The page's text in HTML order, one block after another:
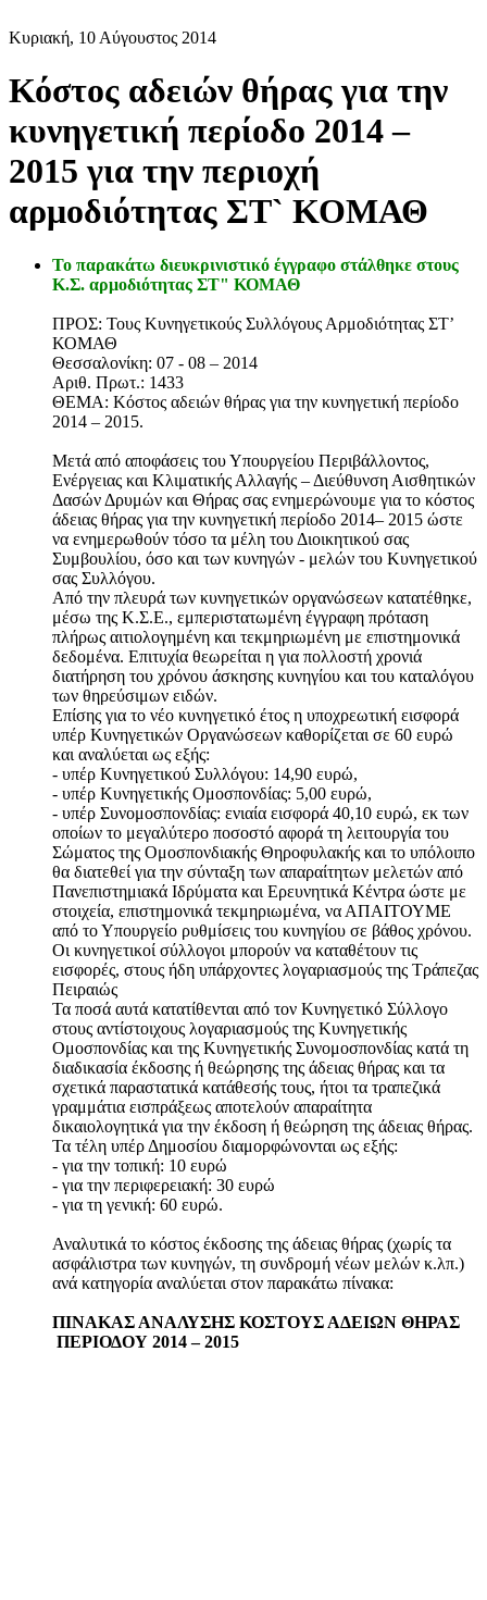
Κυριακή, 10 Αύγουστος 2014
Κόστος αδειών θήρας για την
κυνηγετική περίοδο 2014 –
2015 για την περιοχή
αρμοδιότητας ΣΤ` ΚΟΜΑΘ
Το παρακάτω διευκρινιστικό έγγραφο στάλθηκε στους
Κ.Σ. αρμοδιότητας ΣΤ" ΚΟΜΑΘ
ΠΡΟΣ: Τους Κυνηγετικούς Συλλόγους Αρμοδιότητας ΣΤ’
ΚΟΜΑΘ
Θεσσαλονίκη: 07 - 08 – 2014
Αριθ. Πρωτ.: 1433
ΘΕΜΑ: Κόστος αδειών θήρας για την κυνηγετική περίοδο
2014 – 2015.
Μετά από αποφάσεις του Υπουργείου Περιβάλλοντος,
Ενέργειας και Κλιματικής Αλλαγής – Διεύθυνση Αισθητικών
Δασών Δρυμών και Θήρας σας ενημερώνουμε για το κόστος
άδειας θήρας για την κυνηγετική περίοδο 2014– 2015 ώστε
να ενημερωθούν τόσο τα μέλη του Διοικητικού σας
Συμβουλίου, όσο και των κυνηγών - μελών του Κυνηγετικού
σας Συλλόγου.
Από την πλευρά των κυνηγετικών οργανώσεων κατατέθηκε,
μέσω της Κ.Σ.Ε., εμπεριστατωμένη έγγραφη πρόταση
πλήρως αιτιολογημένη και τεκμηριωμένη με επιστημονικά
δεδομένα. Επιτυχία θεωρείται η για πολλοστή χρονιά
διατήρηση του χρόνου άσκησης κυνηγίου και του καταλόγου
των θηρεύσιμων ειδών.
Επίσης για το νέο κυνηγετικό έτος η υποχρεωτική εισφορά
υπέρ Κυνηγετικών Οργανώσεων καθορίζεται σε 60 ευρώ
και αναλύεται ως εξής:
- υπέρ Κυνηγετικού Συλλόγου: 14,90 ευρώ,
- υπέρ Κυνηγετικής Ομοσπονδίας: 5,00 ευρώ,
- υπέρ Συνομοσπονδίας: ενιαία εισφορά 40,10 ευρώ, εκ των
οποίων το μεγαλύτερο ποσοστό αφορά τη λειτουργία του
Σώματος της Ομοσπονδιακής Θηροφυλακής και το υπόλοιπο
θα διατεθεί για την σύνταξη των απαραίτητων μελετών από
Πανεπιστημιακά Ιδρύματα και Ερευνητικά Κέντρα ώστε με
στοιχεία, επιστημονικά τεκμηριωμένα, να ΑΠΑΙΤΟΥΜΕ
από το Υπουργείο ρυθμίσεις του κυνηγίου σε βάθος χρόνου.
Οι κυνηγετικοί σύλλογοι μπορούν να καταθέτουν τις
εισφορές, στους ήδη υπάρχοντες λογαριασμούς της Τράπεζας
Πειραιώς
Τα ποσά αυτά κατατίθενται από τον Κυνηγετικό Σύλλογο
στους αντίστοιχους λογαριασμούς της Κυνηγετικής
Ομοσπονδίας και της Κυνηγετικής Συνομοσπονδίας κατά τη
διαδικασία έκδοσης ή θεώρησης της άδειας θήρας και τα
σχετικά παραστατικά κατάθεσής τους, ήτοι τα τραπεζικά
γραμμάτια εισπράξεως αποτελούν απαραίτητα
δικαιολογητικά για την έκδοση ή θεώρηση της άδειας θήρας.
Τα τέλη υπέρ Δημοσίου διαμορφώνονται ως εξής:
- για την τοπική: 10 ευρώ
- για την περιφερειακή: 30 ευρώ
- για τη γενική: 60 ευρώ.
Αναλυτικά το κόστος έκδοσης της άδειας θήρας (χωρίς τα
ασφάλιστρα των κυνηγών, τη συνδρομή νέων μελών κ.λπ.)
ανά κατηγορία αναλύεται στον παρακάτω πίνακα:
ΠΙΝΑΚΑΣ ΑΝΑΛΥΣΗΣ ΚΟΣΤΟΥΣ ΑΔΕΙΩΝ ΘΗΡΑΣ
ΠΕΡΙΟΔΟΥ 2014 – 2015